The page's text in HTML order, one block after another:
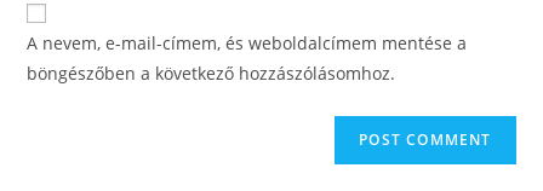
comment
URL
A nevem, e-mail-címem, és weboldalcímem mentése a
böngészőben a következő hozzászólásomhoz.